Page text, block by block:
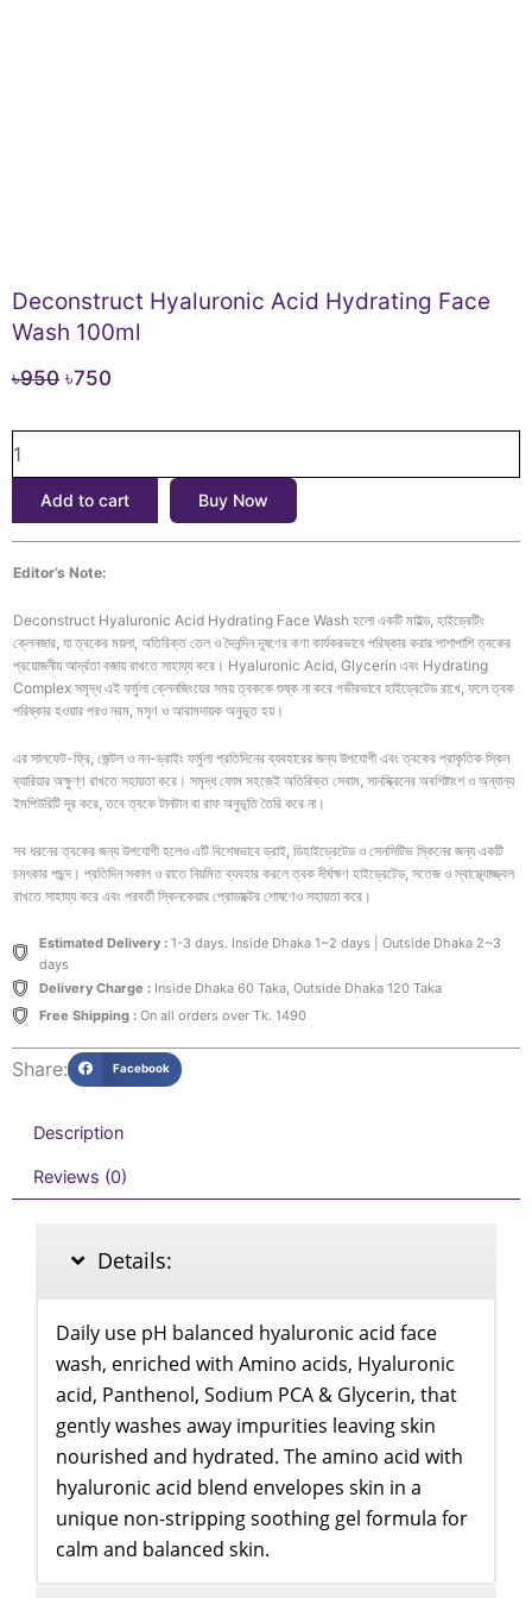
Deconstruct Hyaluronic Acid Hydrating Face
Wash 100ml
৳950 Original
৳950.
৳750
৳750.
Hyaluronic
Hydrating
100ml
Add to cart Buy Now
Editor’s Note:
Deconstruct Hyaluronic Acid Hydrating Face Wash হলো একটি মাইল্ড, হাইড্রেটিং
ক্লেনজার, যা ত্বকের ময়লা, অতিরিক্ত তেল ও দৈনন্দিন দূষণের কণা কার্যকরভাবে পরিষ্কার করার পাশাপাশি ত্বকের
প্রয়োজনীয় আর্দ্রতা বজায় রাখতে সাহায্য করে। Hyaluronic Acid, Glycerin এবং Hydrating
Complex সমৃদ্ধ এই ফর্মুলা ক্লেনজিংয়ের সময় ত্বককে শুষ্ক না করে গভীরভাবে হাইড্রেটেড রাখে, ফলে ত্বক
পরিষ্কার হওয়ার পরও নরম, মসৃণ ও আরামদায়ক অনুভূত হয়।
এর সালফেট-ফ্রি, জেন্টল ও নন-ড্রাইং ফর্মুলা প্রতিদিনের ব্যবহারের জন্য উপযোগী এবং ত্বকের প্রাকৃতিক স্কিন
ব্যারিয়ার অক্ষুণ্ণ রাখতে সহায়তা করে। সমৃদ্ধ ফোম সহজেই অতিরিক্ত সেবাম, সানস্ক্রিনের অবশিষ্টাংশ ও অন্যান্য
ইমপিউরিটি দূর করে, তবে ত্বকে টানটান বা রাফ অনুভূতি তৈরি করে না।
সব ধরনের ত্বকের জন্য উপযোগী হলেও এটি বিশেষভাবে ড্রাই, ডিহাইড্রেটেড ও সেনসিটিভ স্কিনের জন্য একটি
চমৎকার পছন্দ। প্রতিদিন সকাল ও রাতে নিয়মিত ব্যবহার করলে ত্বক দীর্ঘক্ষণ হাইড্রেটেড, সতেজ ও স্বাস্থ্যোজ্জ্বল
রাখতে সাহায্য করে এবং পরবর্তী স্কিনকেয়ার প্রোডাক্টের শোষণেও সহায়তা করে।
Estimated Delivery :1-3 days. Inside Dhaka 1~2 days | Outside Dhaka 2~3
days
Delivery Charge :Inside Dhaka 60 Taka, Outside Dhaka 120 Taka
Free Shipping :On all orders over Tk. 1490
Share: Facebook
Description
Reviews (0)
Details:
Daily use pH balanced hyaluronic acid face
wash, enriched with Amino acids, Hyaluronic
acid, Panthenol, Sodium PCA & Glycerin, that
gently washes away impurities leaving skin
nourished and hydrated. The amino acid with
hyaluronic acid blend envelopes skin in a
unique non-stripping soothing gel formula for
calm and balanced skin.